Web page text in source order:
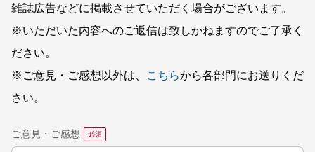
雑誌広告などに掲載させていただく場合がございます。
※いただいた内容へのご返信は致しかねますのでご了承く
ださい。
※ご意見・ご感想以外は、
こちらから各部門にお送りくだ
さい。
ご意見・ご感想